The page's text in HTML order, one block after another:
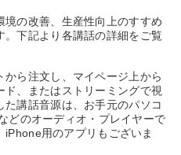
タイトル）からお探しいただけ
のロマンと経営
家のアドバイス
の改善、生産性向上のすすめ
下記より各講話の詳細をご覧
ら注文し、マイページ上から
、またはストリーミングで視
講話音源は、お手元のパソコ
どのオーディオ・プレイヤーで
用のアプリもございま